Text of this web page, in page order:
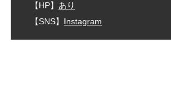
【HP】 あり
【SNS】 Instagram